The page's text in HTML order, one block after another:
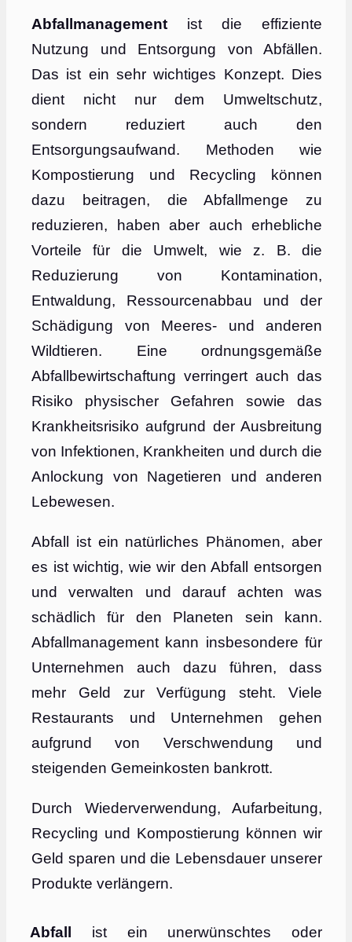
Abfallmanagement ist die effiziente
Nutzung und Entsorgung von Abfällen.
Das ist ein sehr wichtiges Konzept. Dies
dient nicht nur dem Umweltschutz,
sondern reduziert auch den
Entsorgungsaufwand. Methoden wie
Kompostierung und Recycling können
dazu beitragen, die Abfallmenge zu
reduzieren, haben aber auch erhebliche
Vorteile für die Umwelt, wie z. B. die
Reduzierung von Kontamination,
Entwaldung, Ressourcenabbau und der
Schädigung von Meeres- und anderen
Wildtieren. Eine ordnungsgemäße
Abfallbewirtschaftung verringert auch das
Risiko physischer Gefahren sowie das
Krankheitsrisiko aufgrund der Ausbreitung
von Infektionen, Krankheiten und durch die
Anlockung von Nagetieren und anderen
Lebewesen.
Abfall ist ein natürliches Phänomen, aber
es ist wichtig, wie wir den Abfall entsorgen
und verwalten und darauf achten was
schädlich für den Planeten sein kann.
Abfallmanagement kann insbesondere für
Unternehmen auch dazu führen, dass
mehr Geld zur Verfügung steht. Viele
Restaurants und Unternehmen gehen
aufgrund von Verschwendung und
steigenden Gemeinkosten bankrott.
Durch Wiederverwendung, Aufarbeitung,
Recycling und Kompostierung können wir
Geld sparen und die Lebensdauer unserer
Produkte verlängern.
Abfall ist ein unerwünschtes oder